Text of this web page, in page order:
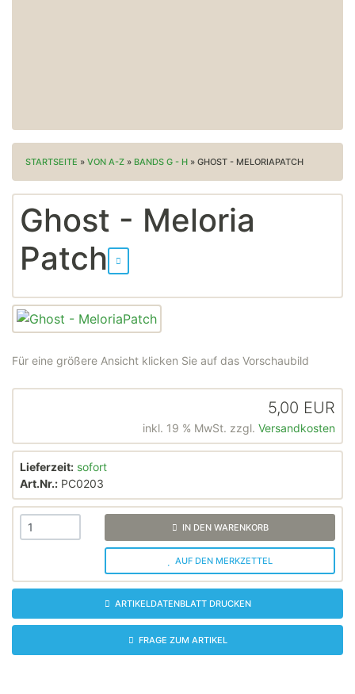
STARTSEITE » VON A-Z » BANDS G - H » GHOST - MELORIAPATCH
Ghost - Meloria
Patch
Für eine größere Ansicht klicken Sie auf das Vorschaubild
5,00 EUR
inkl. 19 % MwSt. zzgl. Versandkosten
Lieferzeit: sofort
Art.Nr.: PC0203
IN DEN WARENKORB
AUF DEN MERKZETTEL
ARTIKELDATENBLATT DRUCKEN
FRAGE ZUM ARTIKEL